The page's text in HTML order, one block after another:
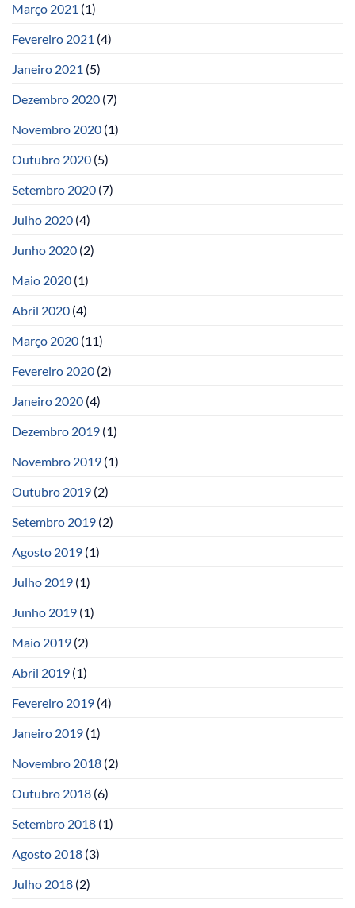
Março 2021 (1)
Fevereiro 2021 (4)
Janeiro 2021 (5)
Dezembro 2020 (7)
Novembro 2020 (1)
Outubro 2020 (5)
Setembro 2020 (7)
Julho 2020 (4)
Junho 2020 (2)
Maio 2020 (1)
Abril 2020 (4)
Março 2020 (11)
Fevereiro 2020 (2)
Janeiro 2020 (4)
Dezembro 2019 (1)
Novembro 2019 (1)
Outubro 2019 (2)
Setembro 2019 (2)
Agosto 2019 (1)
Julho 2019 (1)
Junho 2019 (1)
Maio 2019 (2)
Abril 2019 (1)
Fevereiro 2019 (4)
Janeiro 2019 (1)
Novembro 2018 (2)
Outubro 2018 (6)
Setembro 2018 (1)
Agosto 2018 (3)
Julho 2018 (2)